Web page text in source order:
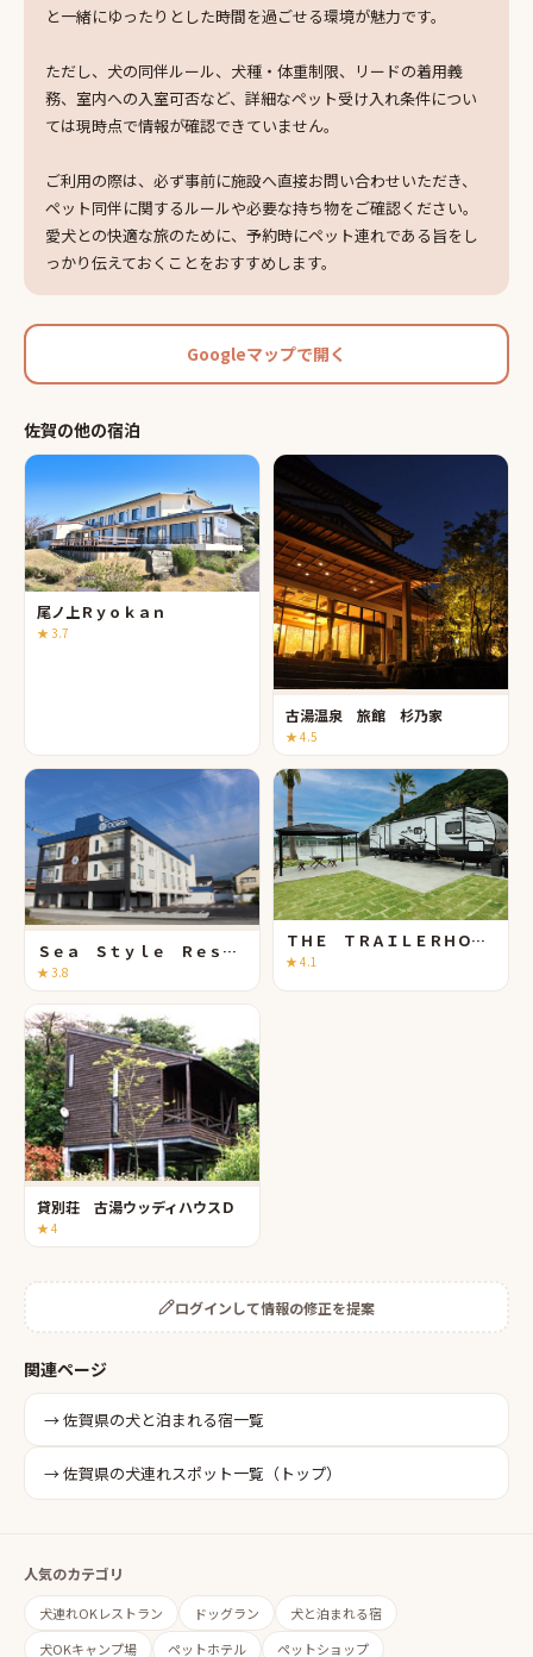
と一緒にゆったりとした時間を過ごせる環境が魅力です。
ただし、犬の同伴ルール、犬種・体重制限、リードの着用義
務、室内への入室可否など、詳細なペット受け入れ条件につい
ては現時点で情報が確認できていません。
ご利用の際は、必ず事前に施設へ直接お問い合わせいただき、
ペット同伴に関するルールや必要な持ち物をご確認ください。
愛犬との快適な旅のために、予約時にペット連れである旨をし
っかり伝えておくことをおすすめします。
Googleマップで開く
佐賀の他の宿泊
尾ノ上Ｒｙｏｋａｎ
★3.7
古湯温泉 旅館 杉乃家
★4.5
Ｓｅａ Ｓｔｙｌｅ Ｒｅｓｏｒｔ Ｏｃｅａｎ
★3.8
ＴＨＥ ＴＲＡＩＬＥＲＨＯＵＳＥ ＶＩＬＬＡＧＥ 呼子 ＳＥＡＳＩＤＥ
★4.1
貸別荘 古湯ウッディハウスＤ
★4
ログインして情報の修正を提案
関連ページ
→佐賀県の犬と泊まれる宿一覧
→佐賀県の犬連れスポット一覧（トップ）
人気のカテゴリ
犬連れOKレストラン ドッグラン
犬と泊まれる宿
犬OKキャンプ場
ペットホテル ペットショップ